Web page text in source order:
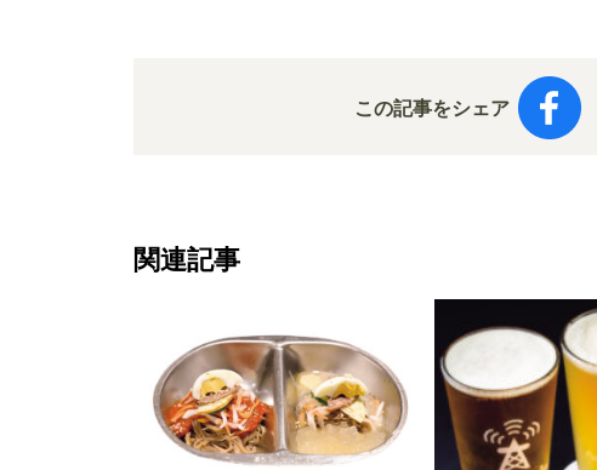
この記事をシェア
関連記事